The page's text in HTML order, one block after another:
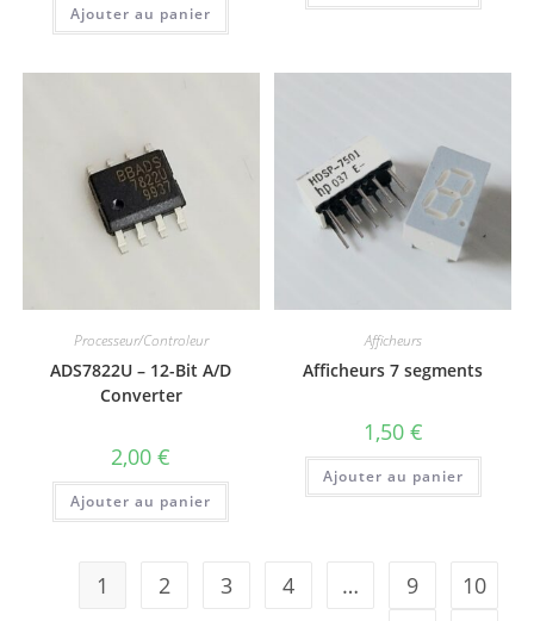
Ajouter au panier
Processeur/Controleur
ADS7822U – 12-Bit A/D
Converter
2,00€
Ajouter au panier
Afficheurs
Afficheurs 7 segments
1,50 €
Ajouter au panier
1 2 3 4 … 9
10